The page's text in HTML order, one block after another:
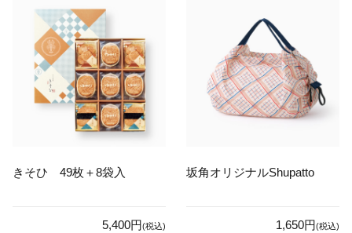
きそひ 49枚＋8袋入
5,400円(税込)
坂角オリジナルShupatto
1,650円(税込)